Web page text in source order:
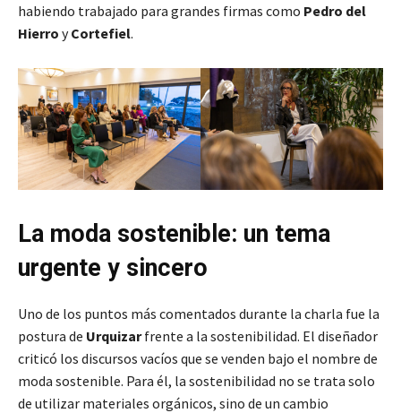
habiendo trabajado para grandes firmas como Pedro del
Hierro yCortefiel.
La moda sostenible: un tema
urgente y sincero
Uno de los puntos más comentados durante la charla fue la
postura de Urquizarfrente a la sostenibilidad. El diseñador
criticó los discursos vacíos que se venden bajo el nombre de
moda sostenible. Para él, la sostenibilidad no se trata solo
de utilizar materiales orgánicos, sino de un cambio